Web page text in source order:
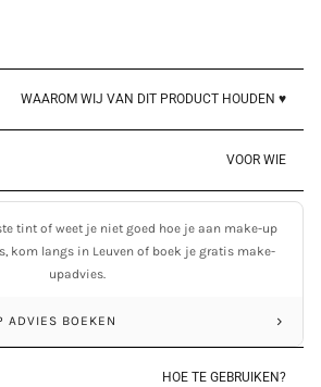
WAAROM WIJ VAN DIT PRODUCT HOUDEN ♥
VOOR WIE
tint of weet je niet goed hoe je aan make-up
kom langs in Leuven of boek je gratis make-
upadvies.
ADVIES BOEKEN ›
HOE TE GEBRUIKEN?